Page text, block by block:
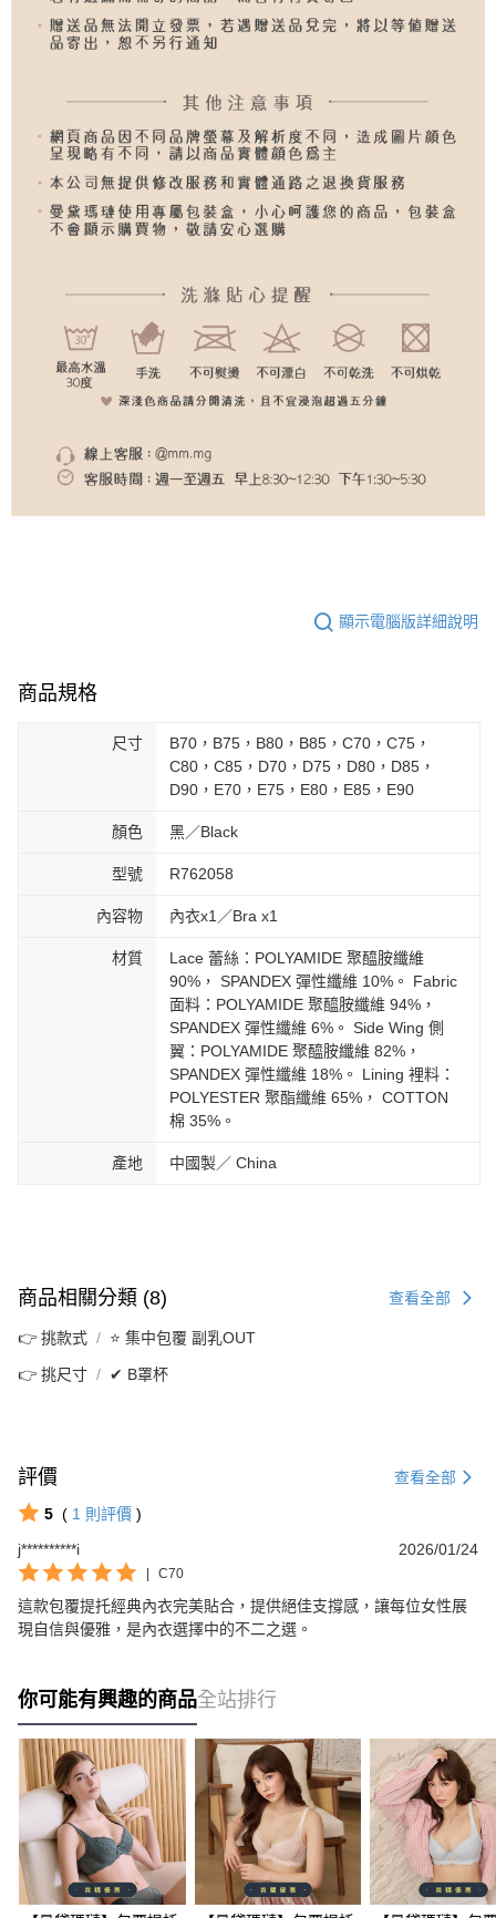
顯示電腦版詳細說明
商品規格
尺寸
B70，B75，B80，B85，C70，C75，
C80，C85，D70，D75，D80，D85，
D90，E70，E75，E80，E85，E90
顏色 黑／Black
型號 R762058
內容物 內衣x1／Bra x1
材質
Lace 蕾絲：POLYAMIDE 聚醯胺纖維
90%， SPANDEX 彈性纖維 10%。 Fabric
面料：POLYAMIDE 聚醯胺纖維 94%，
SPANDEX 彈性纖維 6%。 Side Wing 側
翼：POLYAMIDE 聚醯胺纖維 82%，
SPANDEX 彈性纖維 18%。 Lining 裡料：
POLYESTER 聚酯纖維 65%， COTTON
棉 35%。
產地 中國製／ China
商品相關分類 (8) 查看全部
👉 挑款式 ⭐ 集中包覆 副乳OUT
👉 挑尺寸 ✔ B罩杯
評價 查看全部
5 ( 1 則評價 )
j**********i
2026/01/24
| C70
這款包覆提托經典內衣完美貼合，提供絕佳支撐感，讓每位女性展
現自信與優雅，是內衣選擇中的不二之選。
你可能有興趣的商品全站排行